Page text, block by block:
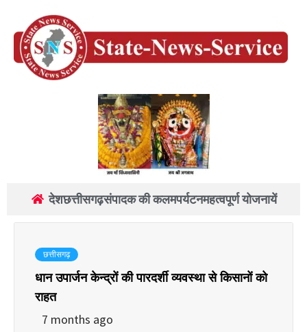
देशछत्तीसगढ़संपादक की कलमपर्यटनमहत्वपूर्ण योजनायें
छत्तीसगढ़
धान उपार्जन केन्द्रों की पारदर्शी व्यवस्था से किसानों को
राहत
7 months ago